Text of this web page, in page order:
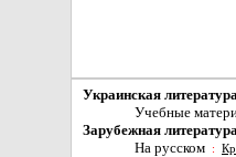
Украинская
Учебные
Зарубежная
На русском
: